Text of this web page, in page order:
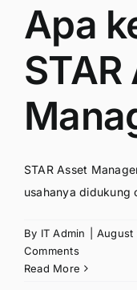
Apa
STAR Asset
usahanya didukung
By IT Admin August
Comments
Read More